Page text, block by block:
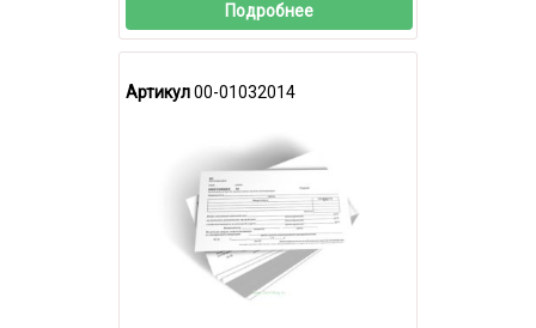
Подробнее
Артикул00-01032014